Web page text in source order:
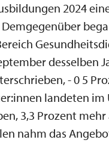
2024
desselben
- 0 5
landeten
3,3 Prozent
nahm das